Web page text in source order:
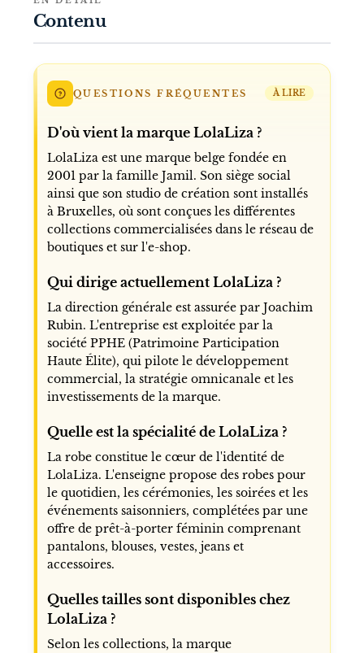
Contenu
QUESTIONS FRÉQUENTES À LIRE
D'où vient la marque LolaLiza ?
LolaLiza est une marque belge fondée en
2001 par la famille Jamil. Son siège social
ainsi que son studio de création sont installés
à Bruxelles, où sont conçues les différentes
collections commercialisées dans le réseau de
boutiques et sur l'e-shop.
Qui dirige actuellement LolaLiza ?
La direction générale est assurée par Joachim
Rubin. L'entreprise est exploitée par la
société PPHE (Patrimoine Participation
Haute Élite), qui pilote le développement
commercial, la stratégie omnicanale et les
investissements de la marque.
Quelle est la spécialité de LolaLiza ?
La robe constitue le cœur de l'identité de
LolaLiza. L'enseigne propose des robes pour
le quotidien, les cérémonies, les soirées et les
événements saisonniers, complétées par une
offre de prêt-à-porter féminin comprenant
pantalons, blouses, vestes, jeans et
accessoires.
Quelles tailles sont disponibles chez
LolaLiza ?
Selon les collections, la marque